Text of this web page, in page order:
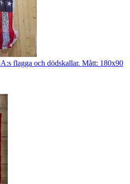
flagga och dödskallar. Mått: 180x90